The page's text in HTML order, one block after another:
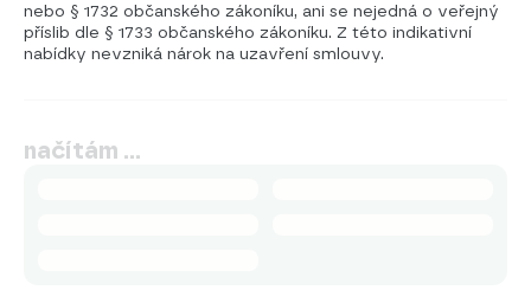
nebo § 1732 občanského zákoníku, ani se nejedná o veřejný
příslib dle § 1733 občanského zákoníku. Z této indikativní
nabídky nevzniká nárok na uzavření smlouvy.
načítám …